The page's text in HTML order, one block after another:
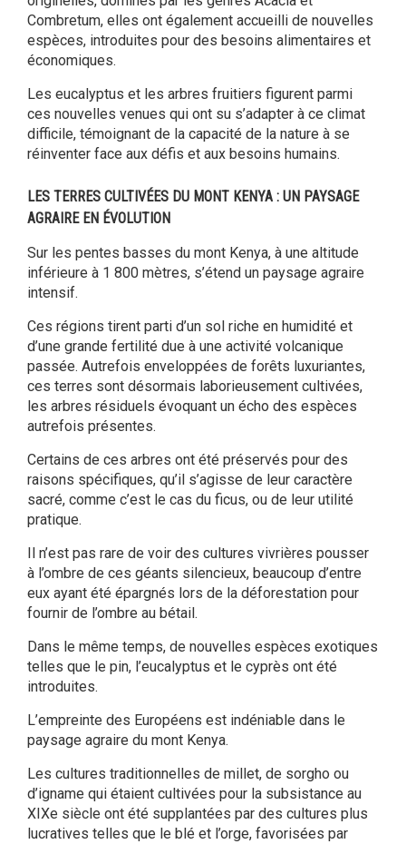
Combretum, elles ont également accueilli de nouvelles
espèces, introduites pour des besoins alimentaires et
économiques.
Les eucalyptus et les arbres fruitiers figurent parmi
ces nouvelles venues qui ont su s’adapter à ce climat
difficile, témoignant de la capacité de la nature à se
réinventer face aux défis et aux besoins humains.
LES TERRES CULTIVÉES DU MONT KENYA : UN PAYSAGE
AGRAIRE EN ÉVOLUTION
Sur les pentes basses du mont Kenya, à une altitude
inférieure à 1 800 mètres, s’étend un paysage agraire
intensif.
Ces régions tirent parti d’un sol riche en humidité et
d’une grande fertilité due à une activité volcanique
passée. Autrefois enveloppées de forêts luxuriantes,
ces terres sont désormais laborieusement cultivées,
les arbres résiduels évoquant un écho des espèces
autrefois présentes.
Certains de ces arbres ont été préservés pour des
raisons spécifiques, qu’il s’agisse de leur caractère
sacré, comme c’est le cas du ficus, ou de leur utilité
pratique.
Il n’est pas rare de voir des cultures vivrières pousser
à l’ombre de ces géants silencieux, beaucoup d’entre
eux ayant été épargnés lors de la déforestation pour
fournir de l’ombre au bétail.
Dans le même temps, de nouvelles espèces exotiques
telles que le pin, l’eucalyptus et le cyprès ont été
introduites.
L’empreinte des Européens est indéniable dans le
paysage agraire du mont Kenya.
Les cultures traditionnelles de millet, de sorgho ou
d’igname qui étaient cultivées pour la subsistance au
XIXe siècle ont été supplantées par des cultures plus
lucratives telles que le blé et l’orge, favorisées par